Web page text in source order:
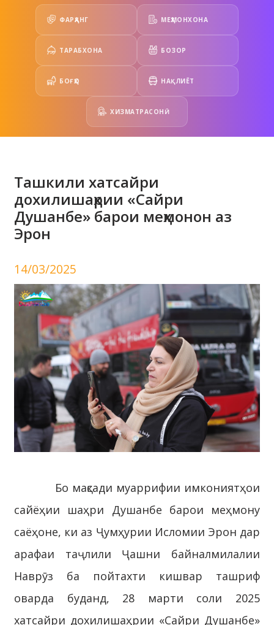
ФАРҲАНГ МЕҲМОНХОНА
ТАРАБХОНА БОЗОР
БОҒҲО НАҚЛИЁТ
ХИЗМАТРАСОНӢ
Ташкили хатсайри
дохилишаҳрии «Сайри
Душанбе» барои меҳмонон аз
Эрон
14/03/2025
Бо мақсади муаррифии имкониятҳои
сайёҳии шаҳри Душанбе барои меҳмону
саёҳоне, ки аз Ҷумҳурии Исломии Эрон дар
арафаи таҷлили Ҷашни байналмилалии
Наврӯз ба пойтахти кишвар ташриф
оварда буданд, 28 марти соли 2025
хатсайри дохилишаҳрии «Сайри Душанбе»